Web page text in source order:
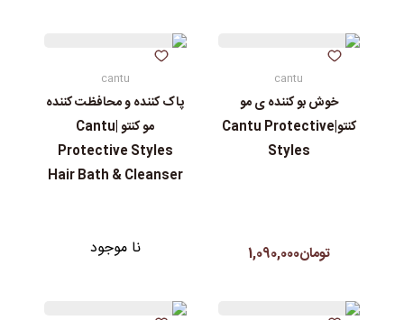
cantu
خوش بو کننده ی مو
کنتو|Cantu Protective
Styles
تومان1,090,000
cantu
پاک کننده و محافظت کننده
مو کنتو |Cantu
Protective Styles
Hair Bath & Cleanser
نا موجود